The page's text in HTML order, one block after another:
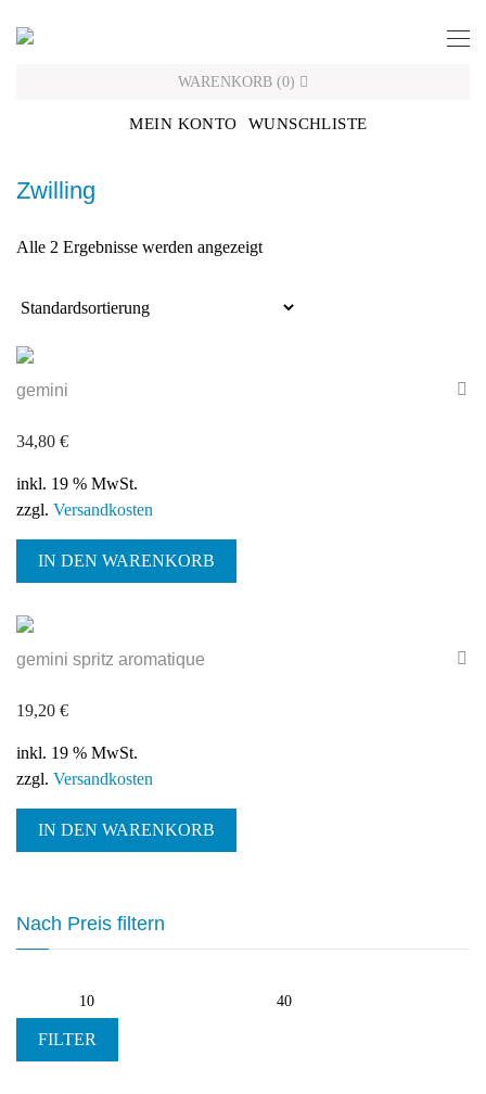
WARENKORB (0)
MEIN KONTO WUNSCHLISTE
Zwilling
Alle 2 Ergebnisse werden angezeigt
gemini
34,80 €
inkl. 19 % MwSt.
zzgl. Versandkosten
IN DEN WARENKORB
gemini spritz aromatique
19,20 €
inkl. 19 % MwSt.
zzgl. Versandkosten
IN DEN WARENKORB
Nach Preis filtern
Min.
Preis
Max.
FILTER